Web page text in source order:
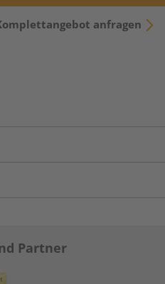
anfragen
Partner